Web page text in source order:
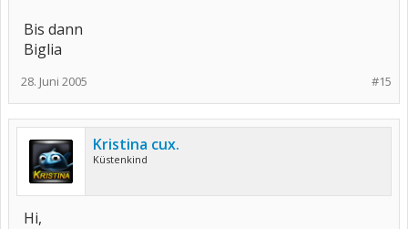
Bis dann
Biglia
#15
28. Juni 2005
Kristina cux.
Küstenkind
Hi,